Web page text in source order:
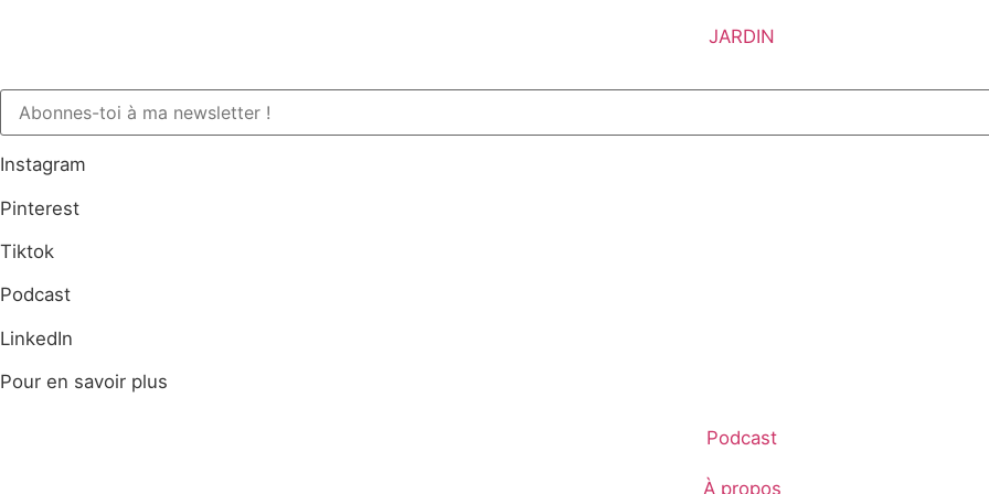
JARDIN
Instagram
Pinterest
Tiktok
Podcast
LinkedIn
Pour en savoir plus
Podcast
À propos